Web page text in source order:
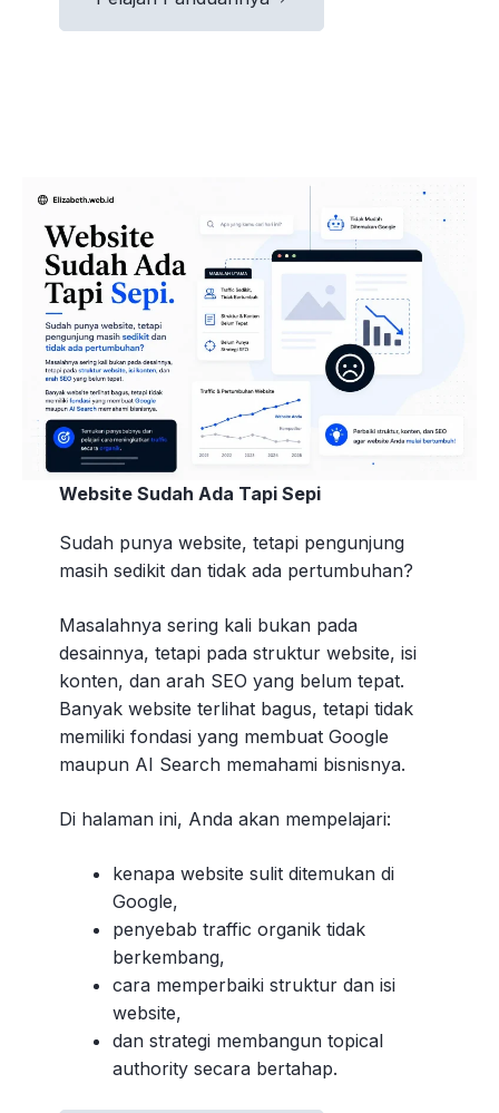
Website Sudah Ada Tapi Sepi
Sudah punya website, tetapi pengunjung
masih sedikit dan tidak ada pertumbuhan?
Masalahnya sering kali bukan pada
desainnya, tetapi pada struktur website, isi
konten, dan arah SEO yang belum tepat.
Banyak website terlihat bagus, tetapi tidak
memiliki fondasi yang membuat Google
maupun AI Search memahami bisnisnya.
Di halaman ini, Anda akan mempelajari:
kenapa website sulit ditemukan di
Google,
penyebab traffic organik tidak
berkembang,
cara memperbaiki struktur dan isi
website,
dan strategi membangun topical
authority secara bertahap.